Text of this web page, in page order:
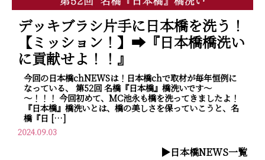
デッキブラシ片手に日本橋を洗う！
【ミッション！】➡『日本橋橋洗い
に貢献せよ！！』
今回の日本橋chNEWSは！日本橋chで取材が毎年恒例に
なっている、 第52回 名橋『日本橋』橋洗いです～
～！！！ 今回初めて、MC池永も橋を洗ってきましたよ！
『日本橋』橋洗いとは、橋の美しさを保っていこうと、名
橋『日 […]
2024.09.03
▶︎日本橋NEWS一覧